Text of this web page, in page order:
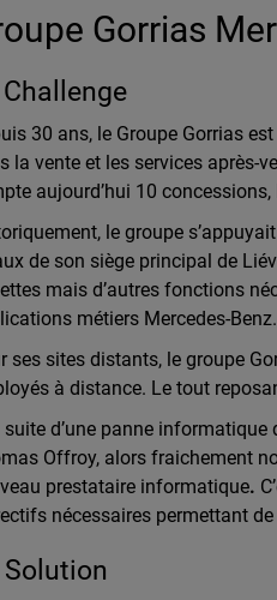
Gorrias
Challenge
30 ans, le Groupe Gorrias
la vente et les services après-
aujourd’hui 10
le groupe
de son siège principal de
mais d’autres fonctions
métiers Mercedes-Benz.
ses sites distants, le groupe
à distance. Le tout
suite d’une panne
Offroy, alors fraichement
prestataire informatique.
nécessaires permettant
Solution